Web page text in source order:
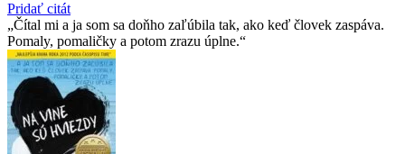
Pridať citát
Čítal mi a ja som sa doňho zaľúbila tak, ako keď človek zaspáva.
Pomaly, pomaličky a potom zrazu úplne.